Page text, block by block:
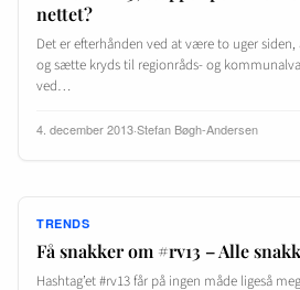
nettet?
Det er efterhånden ved at være to uger siden,
og sætte kryds til regionråds- og
ved…
4. december 2013·Stefan Bøgh-Andersen
TRENDS
Få snakker om #rv13 – Alle
Hashtag’et #rv13 får på ingen måde ligeså